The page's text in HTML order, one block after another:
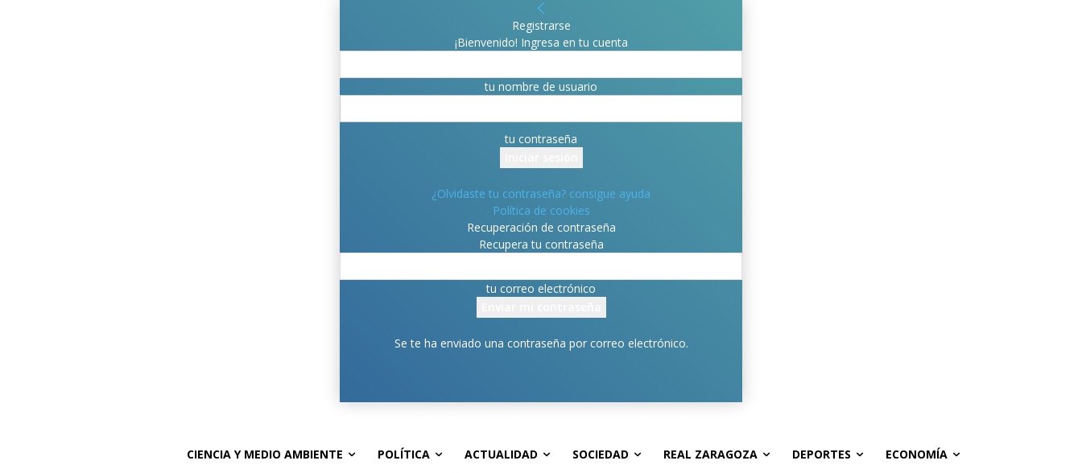
Registrarse
¡Bienvenido! Ingresa en tu cuenta
tu nombre de usuario
tu contraseña
¿Olvidaste tu contraseña? consigue ayuda
Política de cookies
Recuperación de contraseña
Recupera tu contraseña
tu correo electrónico
Se te ha enviado una contraseña por correo electrónico.
CIENCIA Y MEDIO AMBIENTE POLÍTICA ACTUALIDAD SOCIEDAD REAL ZARAGOZA DEPORTES ECONOMÍA